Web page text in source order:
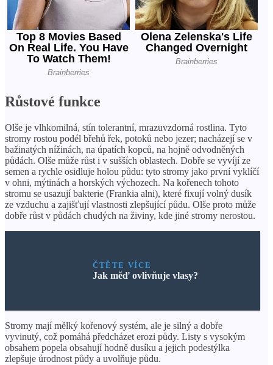
Růstové funkce
Olše je vlhkomilná, stín tolerantní, mrazuvzdorná rostlina. Tyto
stromy rostou podél břehů řek, potoků nebo jezer; nacházejí se v
bažinatých nížinách, na úpatích kopců, na hojně odvodněných
půdách. Olše může růst i v sušších oblastech. Dobře se vyvíjí ze
semen a rychle osidluje holou půdu: tyto stromy jako první vyklíčí
v ohni, mýtinách a horských výchozech. Na kořenech tohoto
stromu se usazují bakterie (Frankia alni), které fixují volný dusík
ze vzduchu a zajišťují vlastnosti zlepšující půdu. Olše proto může
dobře růst v půdách chudých na živiny, kde jiné stromy nerostou.
ČTĚTE VÍCE
Jak měď ovlivňuje vlasy?
Stromy mají mělký kořenový systém, ale je silný a dobře
vyvinutý, což pomáhá předcházet erozi půdy. Listy s vysokým
obsahem popela obsahují hodně dusíku a jejich podestýlka
zlepšuje úrodnost půdy a uvolňuje půdu.